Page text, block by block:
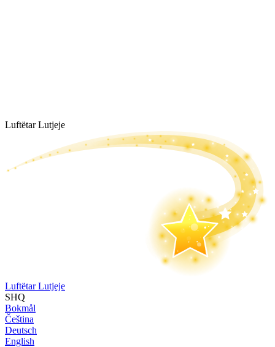
Luftëtar Lutjeje
Luftëtar Lutjeje
SHQ
Bokmål
Čeština
Deutsch
English